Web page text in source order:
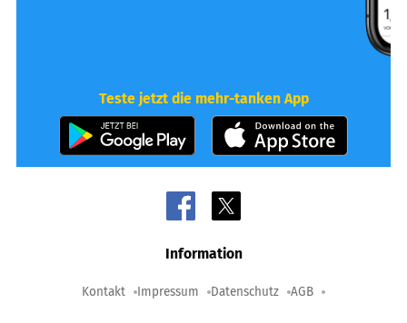
Teste jetzt die mehr-tanken App
Information
Kontakt Impressum Datenschutz AGB